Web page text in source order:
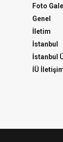
Foto
Genel
İletim
İstanbul
İstanbul
İÜ